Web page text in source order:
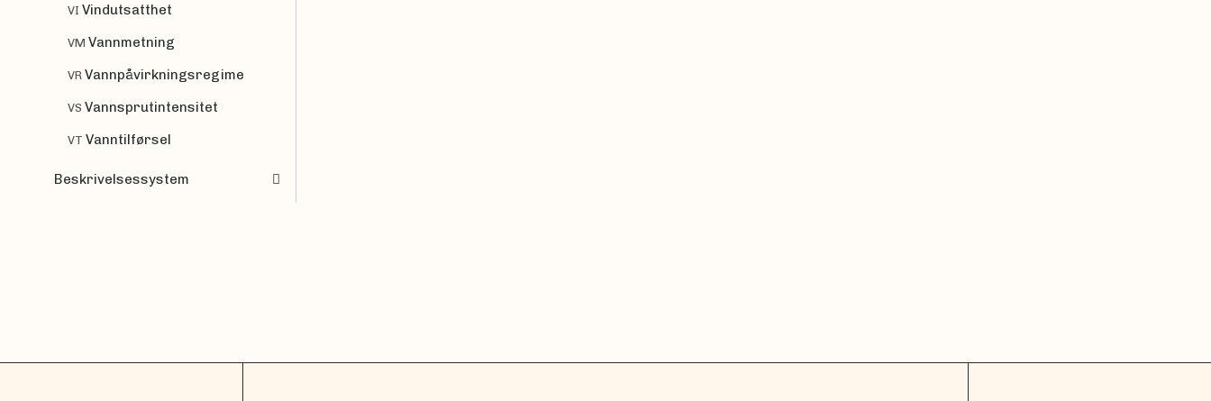
VI Vindutsatthet
VM Vannmetning
VR Vannpåvirkningsregime
VS Vannsprutintensitet
VT Vanntilførsel
Beskrivelsessystem